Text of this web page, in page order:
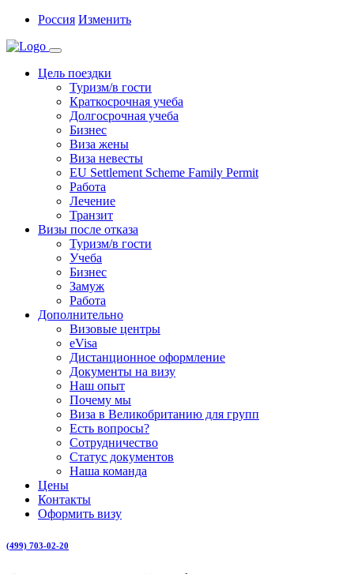
Россия Изменить
Цель поездки
Туризм/в гости
Краткосрочная учеба
Долгосрочная учеба
Бизнес
Виза жены
Виза невесты
EU Settlement Scheme Family Permit
Работа
Лечение
Транзит
Визы после отказа
Туризм/в гости
Учеба
Бизнес
Замуж
Работа
Дополнительно
Визовые центры
eVisa
Дистанционное оформление
Документы на визу
Наш опыт
Почему мы
Виза в Великобританию для групп
Есть вопросы?
Сотрудничество
Статус документов
Наша команда
Цены
Контакты
Оформить визу
(499) 703-02-20